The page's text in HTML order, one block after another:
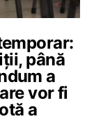
până
a
vor fi
a